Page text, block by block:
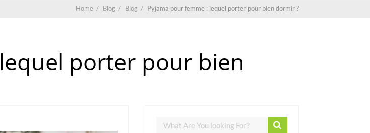
Home / Blog / Blog / Pyjama pour femme : lequel porter pour bien dormir ?
porter pour bien